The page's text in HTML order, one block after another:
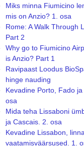
Miks minna Fiumicino
mis on Anzio? 1. osa
Rome: A Walk Through
Part 2
Why go to Fiumicino
is Anzio? Part 1
Ravipaast Loodus
hinge nauding
Kevadine Porto, Fado
osa
Mida teha Lissaboni
ja Cascais. 2. osa
Kevadine Lissabon,
vaatamisväärsused. 1.